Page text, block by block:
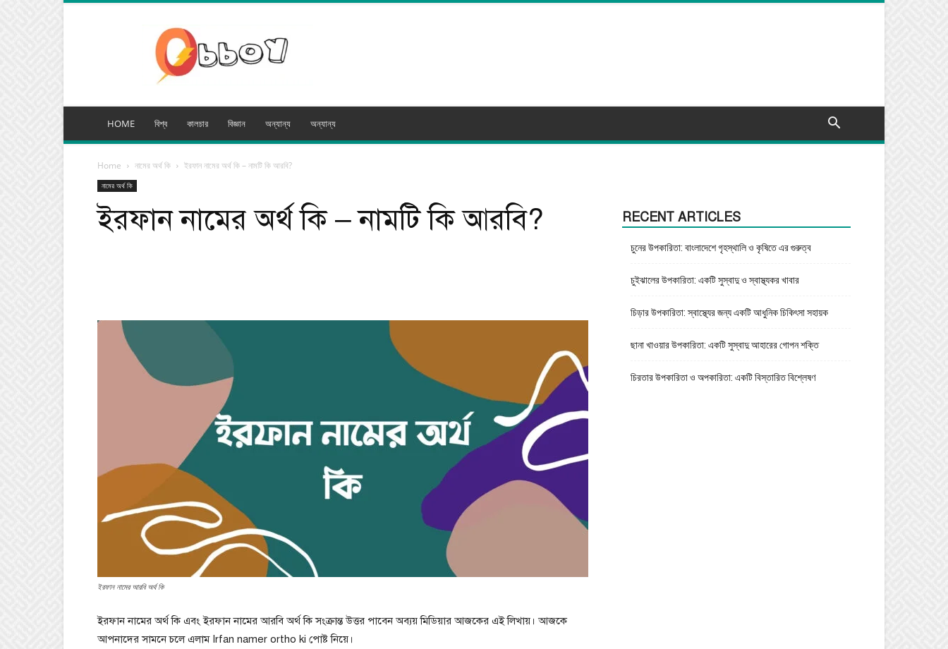
মিডিয়া
HOME বিশ্ব কালচার বিজ্ঞান অন্যান্য অন্যান্য
Home নামের অর্থ কি ইরফান নামের অর্থ কি – নামটি কি আরবি?
নামের অর্থ কি
ইরফান নামের অর্থ কি – নামটি কি আরবি?
ইরফান নামের আরবি অর্থ কি
ইরফান নামের অর্থ কি এবং ইরফান নামের আরবি অর্থ কি সংক্রান্ত উত্তর পাবেন অব্যয় মিডিয়ার আজকের এই লিখায়। আজকে
আপনাদের সামনে চলে এলাম Irfan namer ortho ki পোষ্ট নিয়ে।
RECENT ARTICLES
চুনের উপকারিতা: বাংলাদেশে গৃহস্থালি ও কৃষিতে এর গুরুত্ব
চুইঝালের উপকারিতা: একটি সুস্বাদু ও স্বাস্থ্যকর খাবার
চিড়ার উপকারিতা: স্বাস্থ্যের জন্য একটি আধুনিক চিকিৎসা সহায়ক
ছানা খাওয়ার উপকারিতা: একটি সুস্বাদু আহারের গোপন শক্তি
চিরতার উপকারিতা ও অপকারিতা: একটি বিস্তারিত বিশ্লেষণ